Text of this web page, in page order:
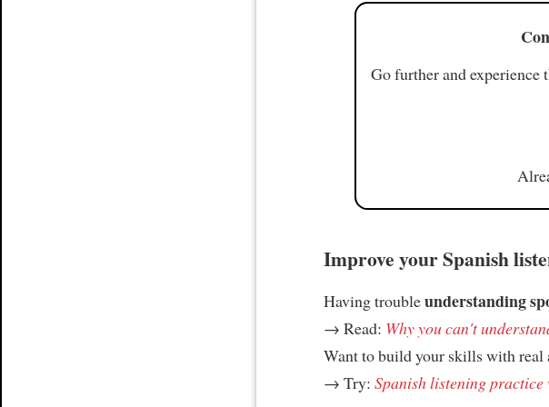
Go further and
Improve your Spanish
Having troubleunderstanding
→ Read: Why you can't
Want to build your skills with real
→ Try: Spanish listening